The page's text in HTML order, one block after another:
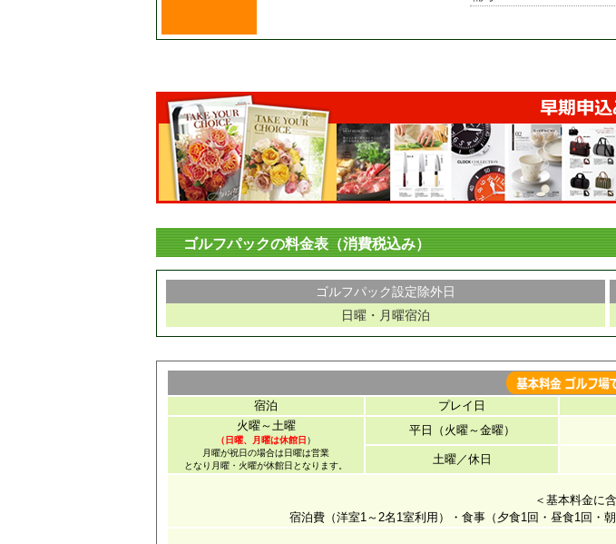
ゴルフパックの料金表（消費税込み）
ゴルフパック設定除外日
日曜・月曜宿泊